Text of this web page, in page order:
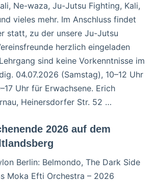
Ne-waza, Ju-Jutsu Fighting, Kali,
vieles mehr. Im Anschluss findet
statt, zu der unsere Ju-Jutsu
herzlich eingeladen
sind keine Vorkenntnisse im
04.07.2026 (Samstag), 10–12 Uhr
Uhr für Erwachsene. Erich
Heinersdorfer Str. 52 …
2026 auf dem
Berlin: Belmondo, The Dark Side
Moka Efti Orchestra – 2026